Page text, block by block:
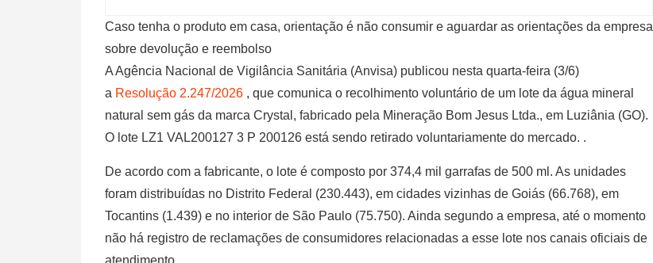
Caso tenha o produto em casa, orientação é não consumir e aguardar as orientações da empresa
sobre devolução e reembolso
A Agência Nacional de Vigilância Sanitária (Anvisa) publicou nesta quarta-feira (3/6)
a Resolução 2.247/2026 , que comunica o recolhimento voluntário de um lote da água mineral
natural sem gás da marca Crystal, fabricado pela Mineração Bom Jesus Ltda., em Luziânia (GO).
O lote LZ1 VAL200127 3 P 200126 está sendo retirado voluntariamente do mercado. .
De acordo com a fabricante, o lote é composto por 374,4 mil garrafas de 500 ml. As unidades
foram distribuídas no Distrito Federal (230.443), em cidades vizinhas de Goiás (66.768), em
Tocantins (1.439) e no interior de São Paulo (75.750). Ainda segundo a empresa, até o momento
não há registro de reclamações de consumidores relacionadas a esse lote nos canais oficiais de
atendimento.